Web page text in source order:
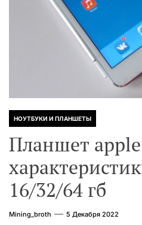
НОУТБУКИ И ПЛАНШЕТЫ
Планшет
16/32/64 гб
Mining_broth 5 Декабря 2022